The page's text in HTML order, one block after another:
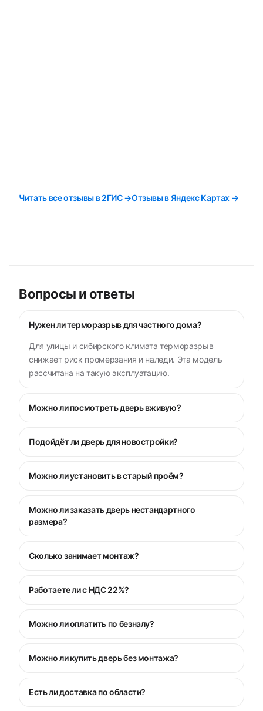
Читать все отзывы в 2ГИС →Отзывы в Яндекс Картах →
Вопросы и ответы
Нужен ли терморазрыв для частного дома?
Для улицы и сибирского климата терморазрыв
снижает риск промерзания и наледи. Эта модель
рассчитана на такую эксплуатацию.
Можно ли посмотреть дверь вживую?
Подойдёт ли дверь для новостройки?
Можно ли установить в старый проём?
Можно ли заказать дверь нестандартного
размера?
Сколько занимает монтаж?
Работаете ли с НДС 22%?
Можно ли оплатить по безналу?
Можно ли купить дверь без монтажа?
Есть ли доставка по области?